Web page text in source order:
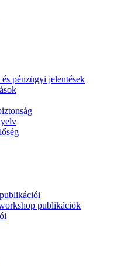
pénzügyi jelentések
publikációk